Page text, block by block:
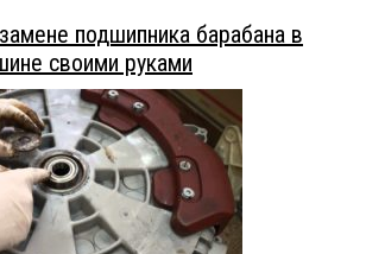
подшипника барабана в
своими руками